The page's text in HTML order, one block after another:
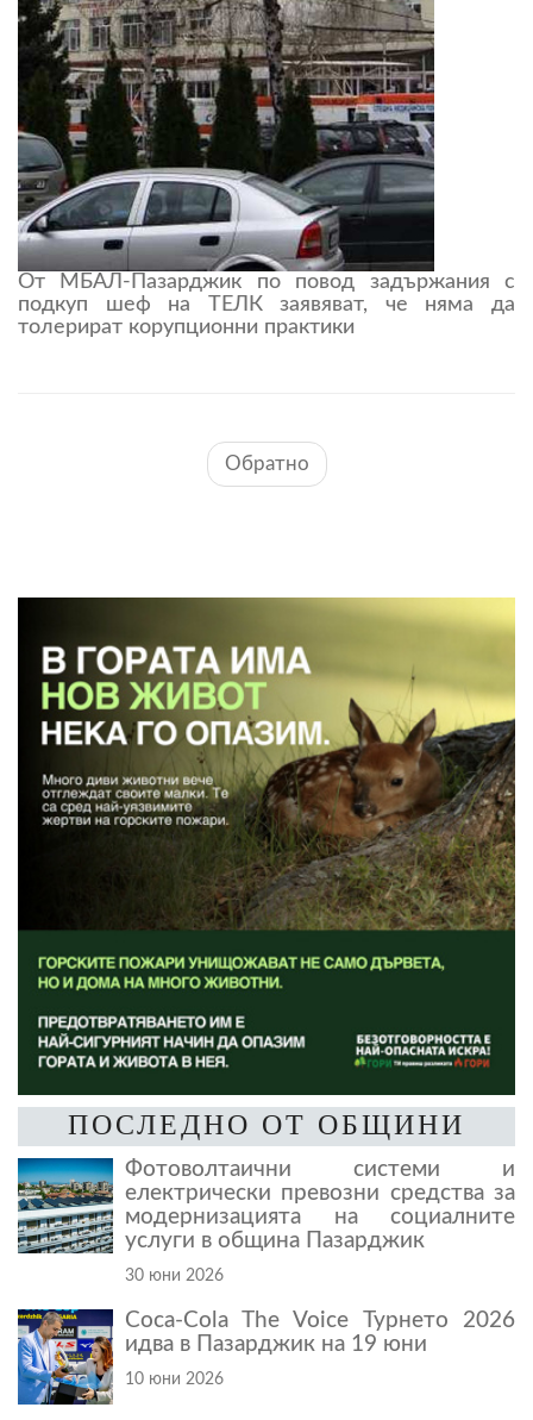
От МБАЛ-Пазарджик по повод задържания с
подкуп шеф на ТЕЛК заявяват, че няма да
толерират корупционни практики
Обратно
ПОСЛЕДНО ОТ ОБЩИНИ
Фотоволтаични системи и
електрически превозни средства за
модернизацията на социалните
услуги в община Пазарджик
30 юни 2026
Coca-Cola The Voice Турнето 2026
идва в Пазарджик на 19 юни
10 юни 2026